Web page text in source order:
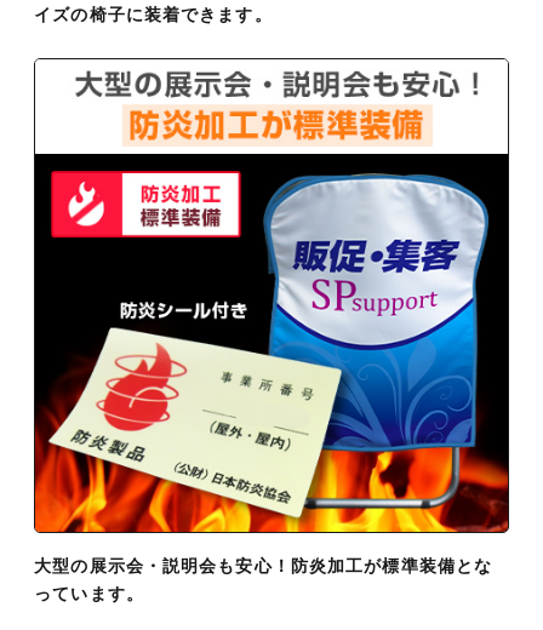
イズの椅子に装着できます。
大型の展示会・説明会も安心！防炎加工が標準装備とな
っています。